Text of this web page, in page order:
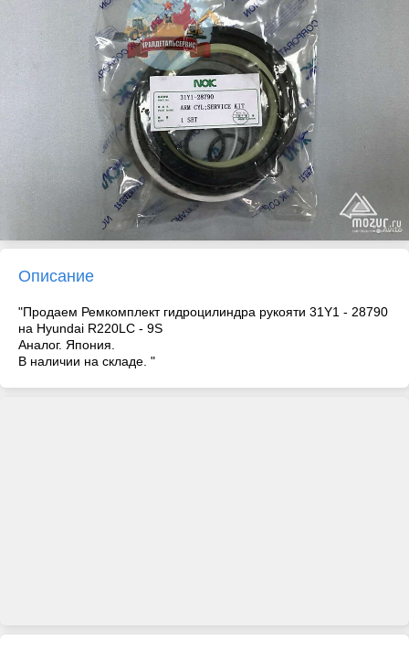
Описание
"Продаем Ремкомплект гидроцилиндра рукояти 31Y1 - 28790
на Hyundai R220LC - 9S
Аналог. Япония.
В наличии на складе. "